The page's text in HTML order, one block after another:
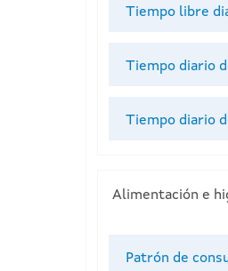
Tiempo libre
Tiempo diario
Tiempo diario
Alimentación e
Patrón de